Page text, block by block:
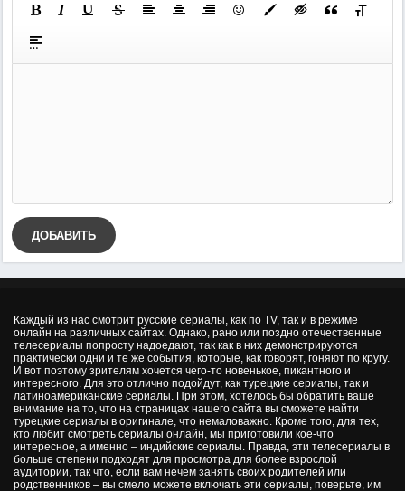
ДОБАВИТЬ
Каждый из нас смотрит русские сериалы, как по TV, так и в режиме
онлайн на различных сайтах. Однако, рано или поздно отечественные
телесериалы попросту надоедают, так как в них демонстрируются
практически одни и те же события, которые, как говорят, гоняют по кругу.
И вот поэтому зрителям хочется чего-то новенькое, пикантного и
интересного. Для это отлично подойдут, как турецкие сериалы, так и
латиноамериканские сериалы. При этом, хотелось бы обратить ваше
внимание на то, что на страницах нашего сайта вы сможете найти
турецкие сериалы в оригинале, что немаловажно. Кроме того, для тех,
кто любит смотреть сериалы онлайн, мы приготовили кое-что
интересное, а именно – индийские сериалы. Правда, эти телесериалы в
больше степени подходят для просмотра для более взрослой
аудитории, так что, если вам нечем занять своих родителей или
родственников – вы смело можете включать эти сериалы, поверьте, им